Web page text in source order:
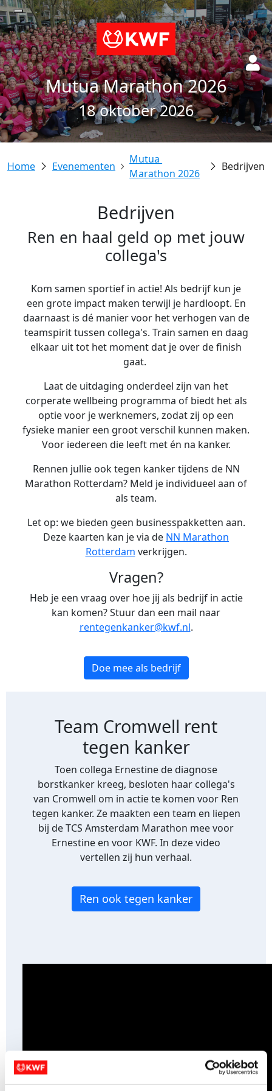
Mutua Marathon 2026
18 oktober 2026
Evenementen
Mutua
Marathon 2026
Bedrijven
Bedrijven
Ren en haal geld op met jouw
collega's
Kom samen sportief in actie! Als bedrijf kun je
een grote impact maken terwijl je hardloopt. En
daarnaast is dé manier voor het verhogen van de
teamspirit tussen collega's. Train samen en daag
elkaar uit tot het moment dat je over de finish
gaat.
Laat de uitdaging onderdeel zijn van het
corperate wellbeing programma of biedt het als
optie voor je werknemers, zodat zij op een
fysieke manier een groot verschil kunnen maken.
Voor iedereen die leeft met én na kanker.
Rennen jullie ook tegen kanker tijdens de NN
Marathon Rotterdam? Meld je individueel aan of
als team.
Let op: we bieden geen businesspakketten aan.
Deze kaarten kan je via de NN Marathon
Rotterdam verkrijgen.
Vragen?
Heb je een vraag over hoe jij als bedrijf in actie
kan komen? Stuur dan een mail naar
rentegenkanker@kwf.nl.
Doe mee als bedrijf
Team Cromwell rent
tegen kanker
Toen collega Ernestine de diagnose
borstkanker kreeg, besloten haar collega's
van Cromwell om in actie te komen voor Ren
tegen kanker. Ze maakten een team en liepen
bij de TCS Amsterdam Marathon mee voor
Ernestine en voor KWF. In deze video
vertellen zij hun verhaal.
Ren ook tegen kanker